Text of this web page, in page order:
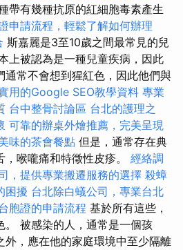
帶有幾種抗原的紅細胞毒素產生
申請流程，輕鬆了解如何辦理
斯嘉麗是3至10歲之間最常見的兒
上被認為是一種兒童疾病，因此
通常不會想到猩紅色，因此他們與
用的Google SEO教學資料 專業
台中整骨討論區 台北的護理之
可靠的辦桌外燴推薦，完美呈現
味的茶會餐點 但是，通常存在典
喉嚨痛和特徵性皮疹。 經絡調
，提供專業搬遷服務的選擇 殺蟑
困擾 台北除白蟻公司，專業台北
胞證的申請流程 基於所有這些，
。 被感染的人，通常是一個孩
外，應在他的家庭環境中至少隔離